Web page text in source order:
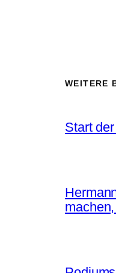
WEITERE
Start